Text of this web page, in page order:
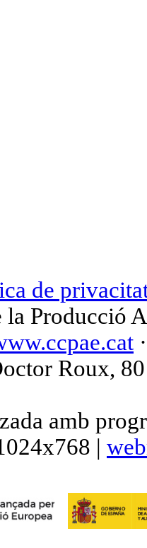
de
la Producció
Roux,
amb
|